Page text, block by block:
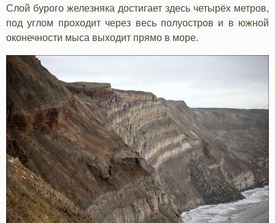
Слой бурого железняка достигает здесь четырёх метров,
под углом проходит через весь полуостров и в южной
оконечности мыса выходит прямо в море.